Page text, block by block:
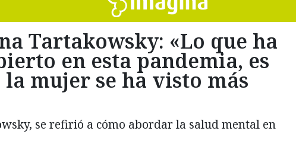
Tartakowsky: «Lo que ha
en esta pandemia, es
mujer se ha visto más
se refirió a cómo abordar la salud mental en